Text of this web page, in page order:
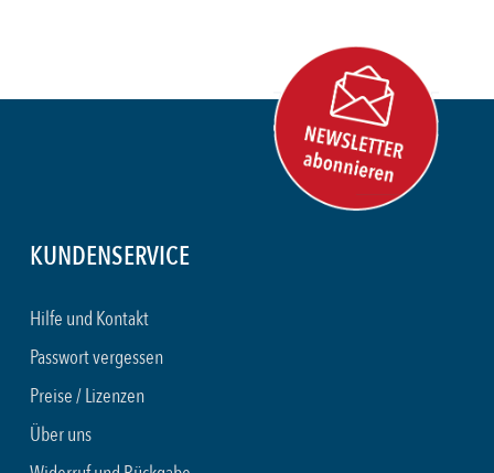
KUNDENSERVICE
Hilfe und Kontakt
Passwort vergessen
Preise / Lizenzen
Über uns